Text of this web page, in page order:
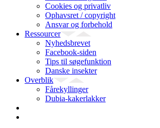
Cookies og privatliv
Ophavsret / copyright
Ansvar og forbehold
Ressourcer
Nyhedsbrevet
Facebook-siden
Tips til søgefunktion
Danske insekter
Overblik
Fårekyllinger
Dubia-kakerlakker